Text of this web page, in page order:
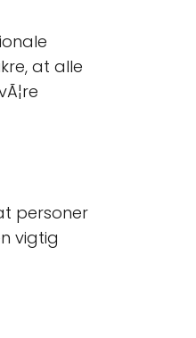
at alle
personer
vigtig